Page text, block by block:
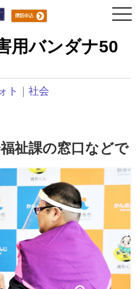
用バンダナ50
ト ｜社会
祉課の窓口などで